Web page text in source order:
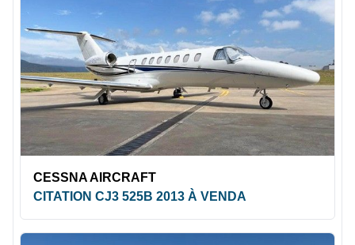
CESSNA AIRCRAFT
CITATION CJ3 525B 2013 À VENDA